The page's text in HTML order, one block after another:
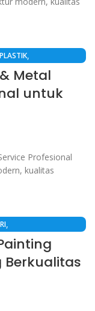
,
Metal
untuk
Profesional
kualitas
,
, MANUFAKTUR